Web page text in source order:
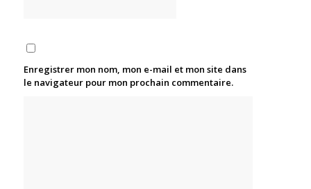
Enregistrer mon nom, mon e-mail et mon site dans
le navigateur pour mon prochain commentaire.